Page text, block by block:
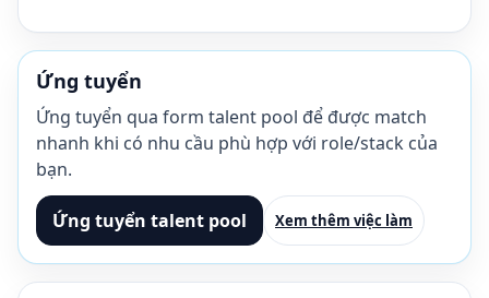
Ứng tuyển
Ứng tuyển qua form talent pool để được match
nhanh khi có nhu cầu phù hợp với role/stack của
bạn.
Ứng tuyển talent pool Xem thêm việc làm